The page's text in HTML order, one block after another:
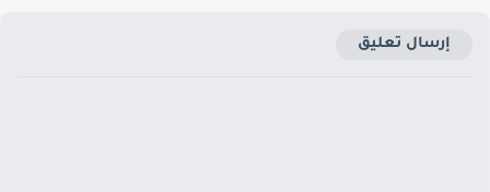
إرسال تعليق